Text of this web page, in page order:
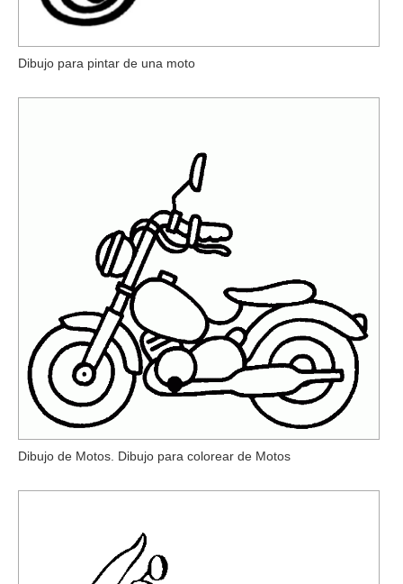
Dibujo para pintar de una moto
Dibujo de Motos. Dibujo para colorear de Motos